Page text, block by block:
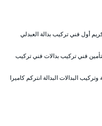
أول فني تركيب بدالة العبدلي
متخصص بتأمين فني تركيب بدالات فني تركيب
مجال صيانة وتركيب البدالات البدالة انتركم كاميرا